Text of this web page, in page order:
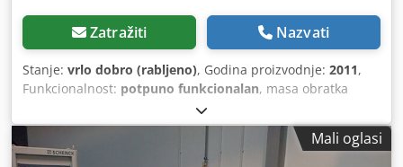
Zatražiti Nazvati
Stanje: vrlo dobro (rabljeno), Godina proizvodnje: 2011,
Funkcionalnost: potpuno funkcionalan, masa obratka
360 mm
mm, Univerzalni dinamički balanser za rotore od 10g - 5kg
Dcjdpfx Aouh Svpegxjk
Mali oglasi